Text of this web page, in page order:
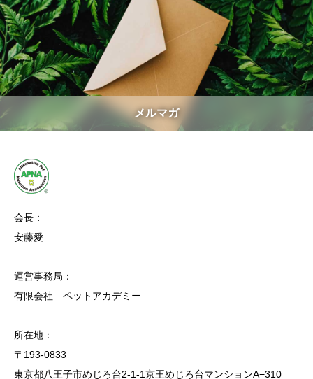
メルマガ
会長：
安藤愛
運営事務局：
有限会社 ペットアカデミー
所在地：
〒193-0833
東京都八王子市めじろ台2-1-1京王めじろ台マンションA−310